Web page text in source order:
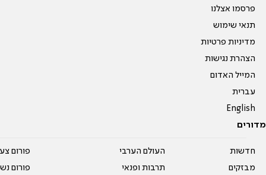
פרסמו אצלנו
תנאי שימוש
מדיניות פרטיות
הצהרת נגישות
המייל האדום
עברית
English
מדורים
חדשות
מבזקים
העולם הערבי
תרבות ופנאי
פורום
פורום